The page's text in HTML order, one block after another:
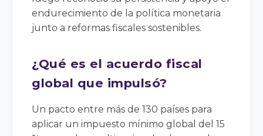
endurecimiento de la política monetaria
junto a reformas fiscales sostenibles.
¿Qué es el acuerdo fiscal
global que impulsó?
Un pacto entre más de 130 países para
aplicar un impuesto mínimo global del 15